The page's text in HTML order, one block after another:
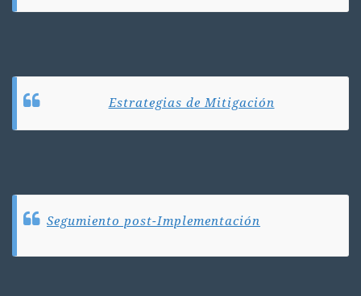
Estrategias de Mitigación
Segumiento post-Implementación